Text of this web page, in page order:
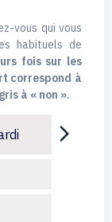
vous qui vous
habituels de
fois sur les
correspond à
à « non ».
arrow_forward_ios